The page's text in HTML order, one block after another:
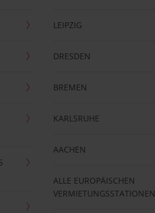
LEIPZIG
DRESDEN
BREMEN
KARLSRUHE
AACHEN
ALLE EUROPÄISCHEN
VERMIETUNGSSTATIONEN